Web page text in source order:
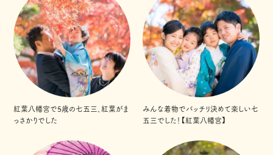
紅葉八幡宮で5歳の七五三、紅葉がま
っさかりでした
みんな着物でバッチリ決めて楽しい七
五三でした！【紅葉八幡宮】